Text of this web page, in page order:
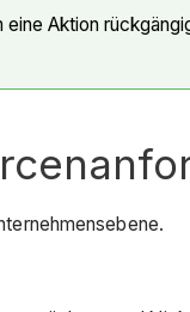
eine Aktion